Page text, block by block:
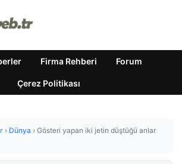
Firma Rehberi Forum
Çerez Politikası
› Dünya › Gösteri yapan iki jetin düştüğü anlar